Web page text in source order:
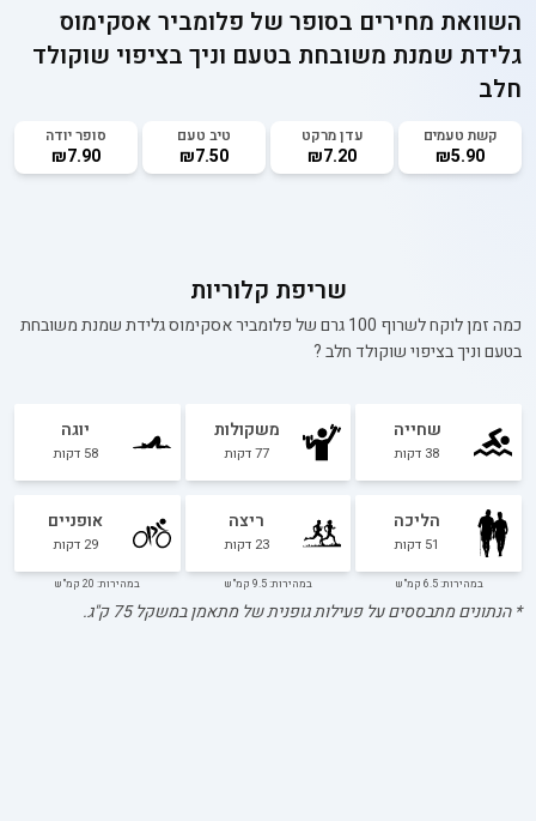
השוואת מחירים בסופר של פלומביר אסקימוס
גלידת שמנת משובחת בטעם וניך בציפוי שוקולד
חלב
קשת טעמים
₪5.90
עדן מרקט
₪7.20
טיב טעם
₪7.50
סופר יודה
₪7.90
שריפת קלוריות
כמה זמן לוקח לשרוף 100 גרם של
פלומביר אסקימוס גלידת שמנת משובחת
בטעם וניך בציפוי שוקולד חלב?
שחייה
38 דקות
משקולות
77דקות
יוגה
58 דקות
הליכה
51 דקות
במהירות: 6.5 קמ"ש
ריצה
23 דקות
במהירות: 9.5 קמ"ש
אופניים
29 דקות
במהירות: 20 קמ"ש
* הנתונים מתבססים על פעילות גופנית של מתאמן במשקל75ק"ג.